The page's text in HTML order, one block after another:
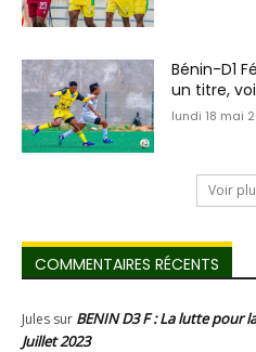
Bénin-D1
un titre,
lundi 18 mai
Voir
COMMENTAIRES RÉCENTS
Jules sur BENIN D3 F : La lutte pour
Juillet 2023